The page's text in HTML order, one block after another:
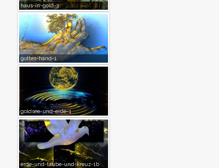
haus-in-gold-3
gottes-hand-1
goldsee-und-erde-1
erde-und-taube-und-kreuz-1b